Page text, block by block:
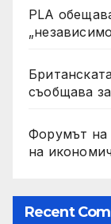
PLA
съобщава
Форумът на
на
Recent